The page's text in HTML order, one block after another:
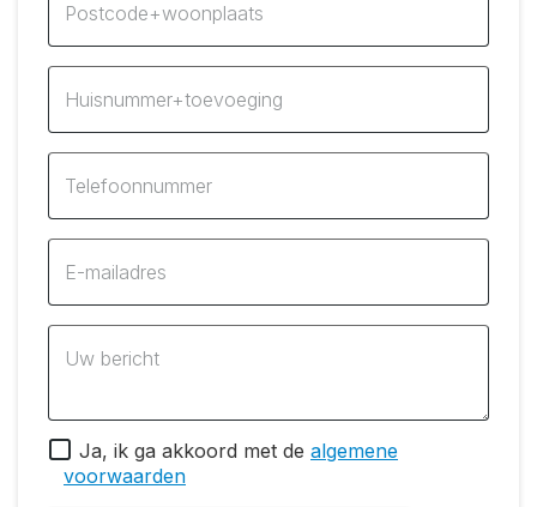
Postcode+woonplaats
Huisnummer+toevoeging
Telefoonnummer
E-mailadres
Uw bericht
Ja, ik ga akkoord met de algemene
voorwaarden